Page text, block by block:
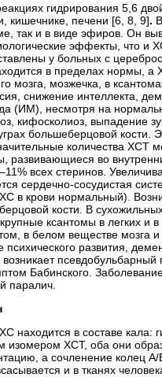
гидрирования 5,6
кишечнике, печени [6, 8, 9].
так и в виде эфиров. Он
эффекты, что и
у больных с
в пределах нормы,
мозга, мозжечка, в
снижение интеллекта,
(ИМ), несмотря на
кифосколиоз, выпадение
большеберцовой
количества ХСТ
развивающиеся во
всех стеринов.
сердечно-сосудистая
в крови нормальный).
кости. В
ксантомы в легких и
в белом веществе мозга
психического развития,
возникает
Бабинского.
паралич.
находится в составе
изомером ХСТ, оба они
а сочленение колец
и в тканях